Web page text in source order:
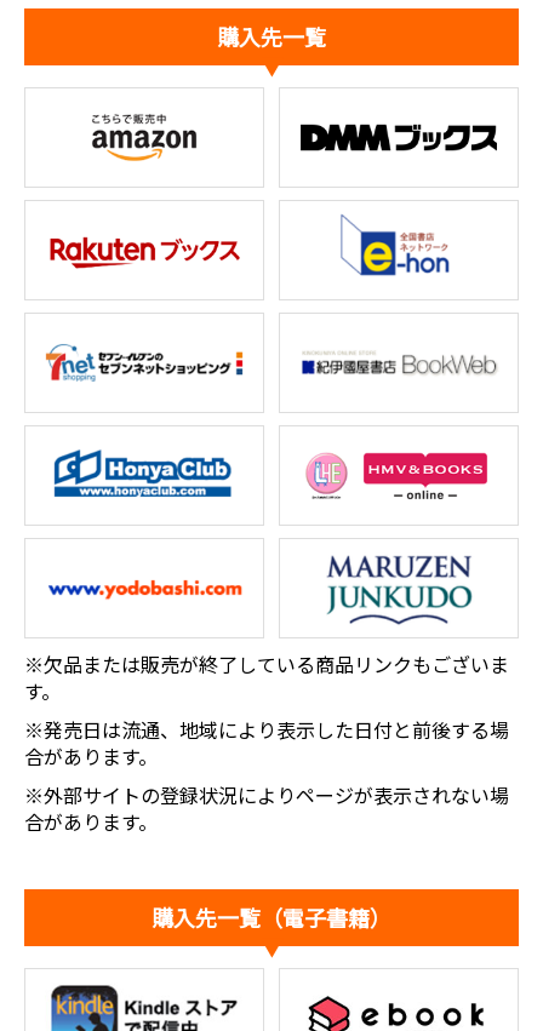
購入先一覧
※欠品または販売が終了している商品リンクもございま
す。
※発売日は流通、地域により表示した日付と前後する場
合があります。
※外部サイトの登録状況によりページが表示されない場
合があります。
購入先一覧（電子書籍）